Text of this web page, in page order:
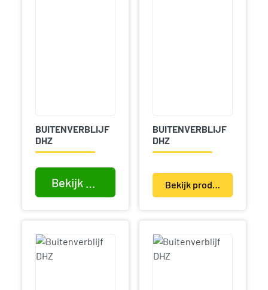
BUITENVERBLIJF
DHZ
BUITENVERBLIJF
DHZ
Bekijk product(en)